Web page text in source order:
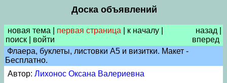
Доска объявлений
новая тема первая страница к началу
поиск
войти
назад
вперед
Флаера, буклеты, листовки А5 и визитки. Макет -
Бесплатно.
Автор: Лихонос Оксана Валериевна